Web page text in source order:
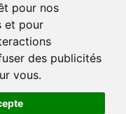
pour nos
et pour
des publicités
vous.